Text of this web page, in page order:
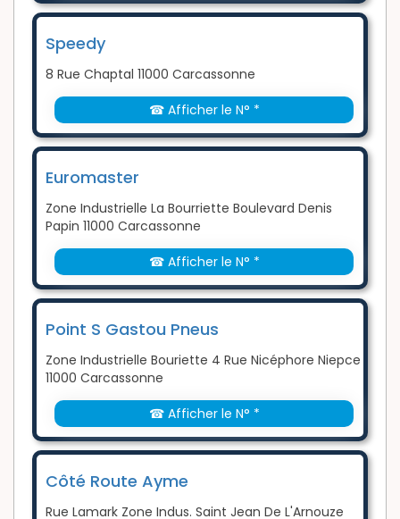
Speedy
8 Rue Chaptal 11000 Carcassonne
☎ Afficher le N° *
Euromaster
Zone Industrielle La Bourriette Boulevard Denis
Papin 11000 Carcassonne
☎ Afficher le N° *
Point S Gastou Pneus
Zone Industrielle Bouriette 4 Rue Nicéphore Niepce
11000 Carcassonne
☎ Afficher le N° *
Côté Route Ayme
Rue Lamark Zone Indus. Saint Jean De L'Arnouze